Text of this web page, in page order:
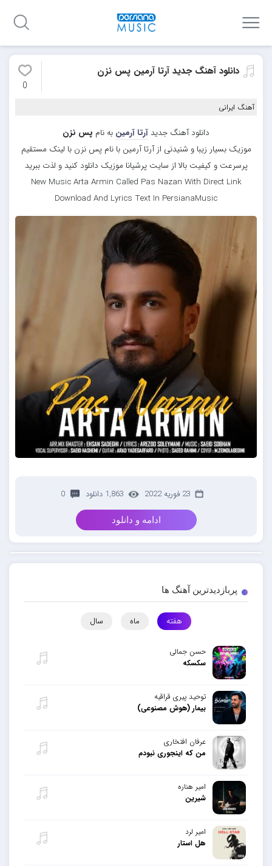
دانلود آهنگ جدید آرتا آرمین پس نزن
0
آهنگ ایرانی
دانلود آهنگ جدید آرتا آرمین به نام پس نزن
موزیک بسیار زیبا و شنیدنی از آرتا آرمین با نام پس نزن با لینک مستقیم
پرسرعت و کیفیت بالا از سایت پرشیانا موزیک دانلود کنید و لذت ببرید
New Music Arta Armin Called Pas Nazan With Direct Link
Download And Lyrics Text In PersianaMusic
23 فوریه 2022 1,863 دانلود 0
ادامه و دانلود
پربازدیدترین آهنگ ها
هفته ماه سال
حسن جمالی
سکسکه
توحید پیری قراقیه
بیمار (هوش مصنوعی)
عرفان افتخاری
من که اینجوری نبودم
امیر هناره
شیرین
امیر لرد
هل استار